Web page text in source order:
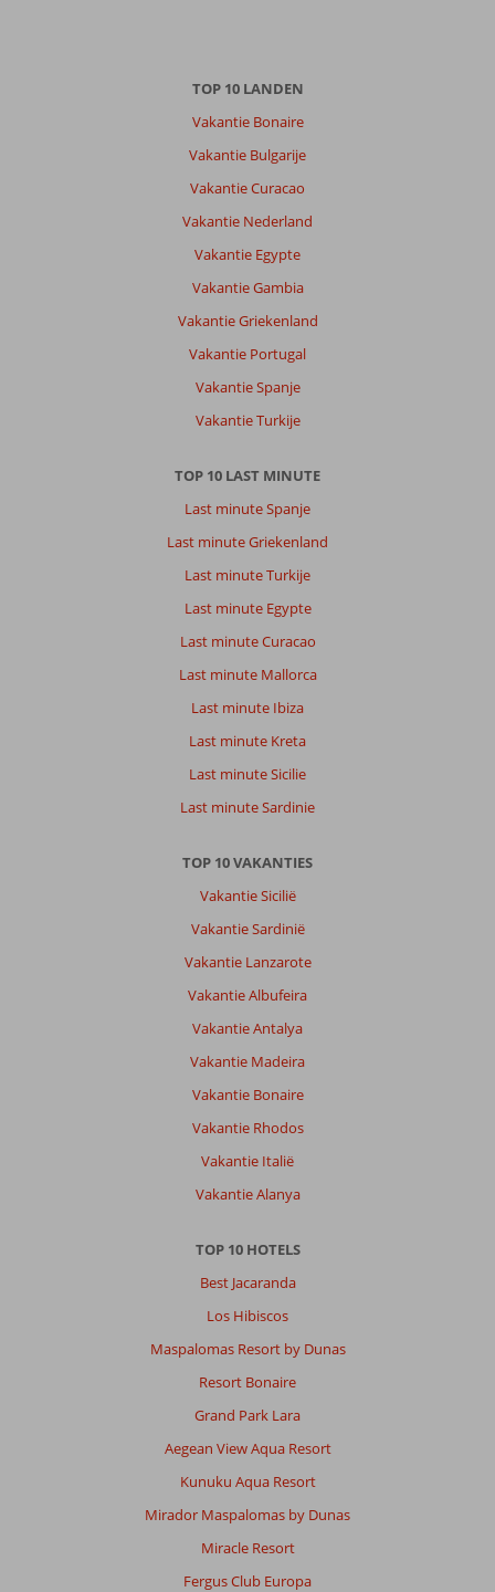
TOP 10 LANDEN
Vakantie Bonaire
Vakantie Bulgarije
Vakantie Curacao
Vakantie Nederland
Vakantie Egypte
Vakantie Gambia
Vakantie Griekenland
Vakantie Portugal
Vakantie Spanje
Vakantie Turkije
TOP 10 LAST MINUTE
Last minute Spanje
Last minute Griekenland
Last minute Turkije
Last minute Egypte
Last minute Curacao
Last minute Mallorca
Last minute Ibiza
Last minute Kreta
Last minute Sicilie
Last minute Sardinie
TOP 10 VAKANTIES
Vakantie Sicilië
Vakantie Sardinië
Vakantie Lanzarote
Vakantie Albufeira
Vakantie Antalya
Vakantie Madeira
Vakantie Bonaire
Vakantie Rhodos
Vakantie Italië
Vakantie Alanya
TOP 10 HOTELS
Best Jacaranda
Los Hibiscos
Maspalomas Resort by Dunas
Resort Bonaire
Grand Park Lara
Aegean View Aqua Resort
Kunuku Aqua Resort
Mirador Maspalomas by Dunas
Miracle Resort
Fergus Club Europa